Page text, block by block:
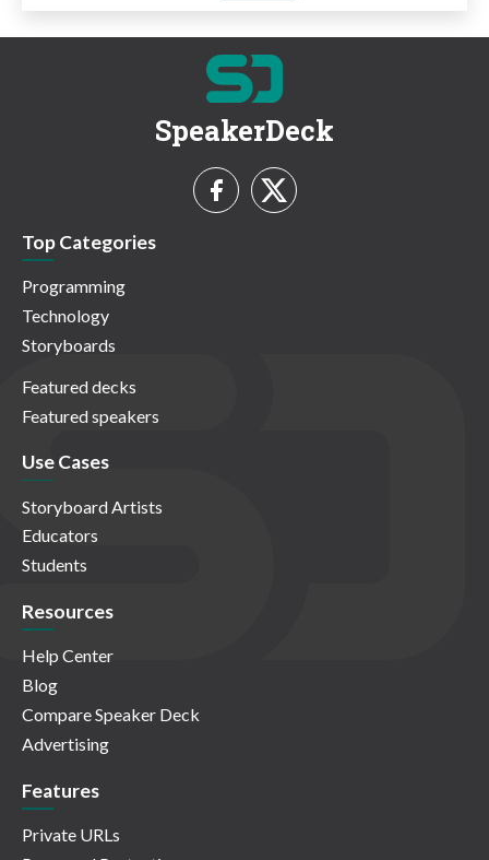
SpeakerDeck
Top Categories
Programming
Technology
Storyboards
Featured decks
Featured speakers
Use Cases
Storyboard Artists
Educators
Students
Resources
Help Center
Blog
Compare Speaker Deck
Advertising
Features
Private URLs